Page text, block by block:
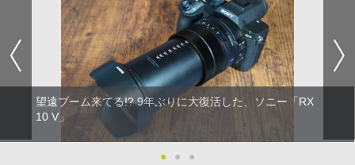
望遠ブーム来てる!? 9年ぶりに大復活した、ソニー「RX
10 V」
● ● ●